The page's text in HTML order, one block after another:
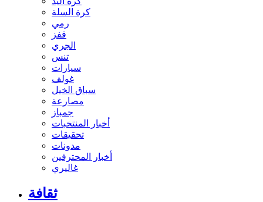
كرة السلة
رمي
قفز
الجري
تنس
سيارات
غولف
سباق الخيل
مصارعة
جمباز
أخبار المنتخبات
تحقيقات
مدونات
أخبار المحترفين
غاليري
ثقافة